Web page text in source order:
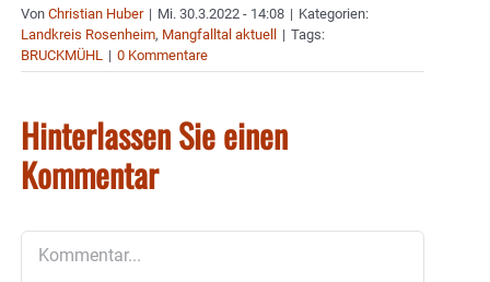
Von Christian Huber | Mi. 30.3.2022 - 14:08 | Kategorien:
Landkreis Rosenheim, Mangfalltal aktuell | Tags:
BRUCKMÜHL
| 0 Kommentare
Hinterlassen Sie einen
Kommentar